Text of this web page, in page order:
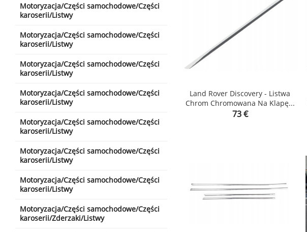
Motoryzacja/Części samochodowe/Części
karoserii/Listwy
Motoryzacja/Części samochodowe/Części
karoserii/Listwy
Motoryzacja/Części samochodowe/Części
karoserii/Listwy
Motoryzacja/Części samochodowe/Części
karoserii/Listwy
Motoryzacja/Części samochodowe/Części
karoserii/Listwy
Motoryzacja/Części samochodowe/Części
karoserii/Listwy
Motoryzacja/Części samochodowe/Części
karoserii/Listwy
Motoryzacja/Części samochodowe/Części
karoserii/Zderzaki/Listwy
Land Rover Discovery - Listwa
Chrom Chromowana Na Klapę...
Price
73 €